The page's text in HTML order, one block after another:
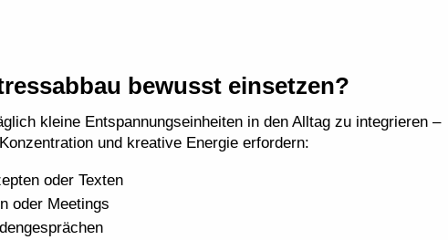
bewusst einsetzen?
kleine Entspannungseinheiten in den Alltag zu integrieren –
und kreative Energie erfordern:
oder Texten
oder Meetings